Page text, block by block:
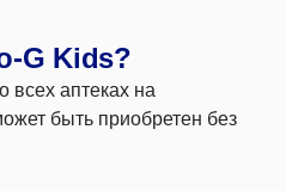
G Kids?
всех аптеках на
быть приобретен без